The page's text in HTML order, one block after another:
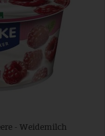
- Weidemilch